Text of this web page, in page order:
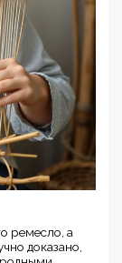
ремесло, а
доказано,